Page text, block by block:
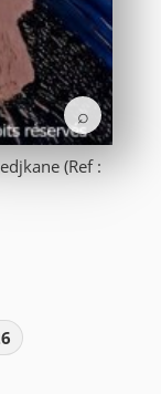
⌕
(Ref :